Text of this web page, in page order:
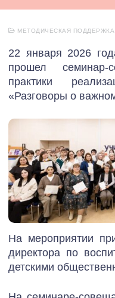
МЕТОДИЧЕСКАЯ ПОДДЕРЖКА
22 января 2026
прошел семинар-
практики
«Разговоры о
На мероприятии
директора по
детскими